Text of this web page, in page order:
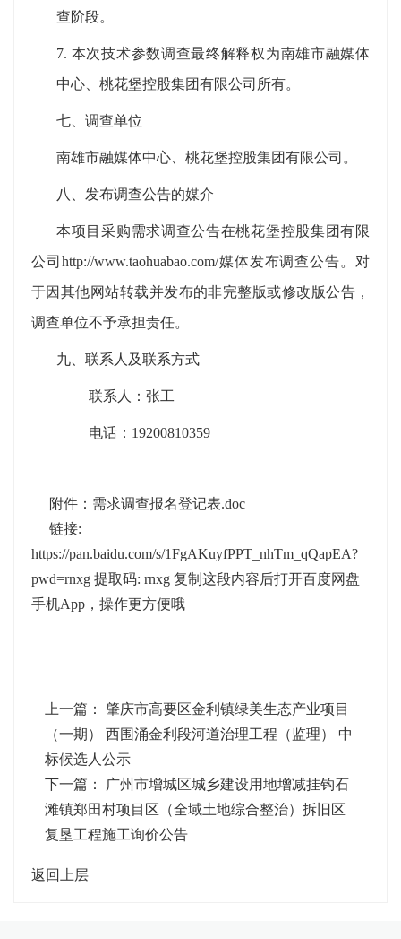
查阶段。
7. 本次技术参数调查最终解释权为南雄市融媒体
中心、 桃花堡控股集团有限公司所有。
七、 调查单位
南雄市融媒体中心、桃花堡控股集团有限公司。
八、 发布调查公告的媒介
本项目采购需求调查公告在桃花堡控股集团有限
公司 http://www.taohuabao.com/媒体发布调查公告。对
于因其他网站转载并发布的非完整版或修改版公告，
调查单位不予承担责任。
九、 联系人及联系方式
联系人：张工
电话： 19200810359
附件： 需求调查报名登记表.doc
链接:
https://pan.baidu.com/s/1FgAKuyfPPT_nhTm_qQapEA?
pwd=rnxg 提取码: rnxg 复制这段内容后打开百度网盘
手机App，操作更方便哦
上一篇： 肇庆市高要区金利镇绿美生态产业项目
（一期） 西围涌金利段河道治理工程（监理） 中
标候选人公示
下一篇：
广州市增城区城乡建设用地增减挂钩石
滩镇郑田村项目区（全域土地综合整治）拆旧区
复垦工程施工询价公告
返回上层